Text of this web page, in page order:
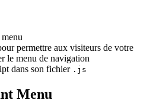
permettre aux visiteurs de votre
le menu de navigation
dans son fichier .js
Menu